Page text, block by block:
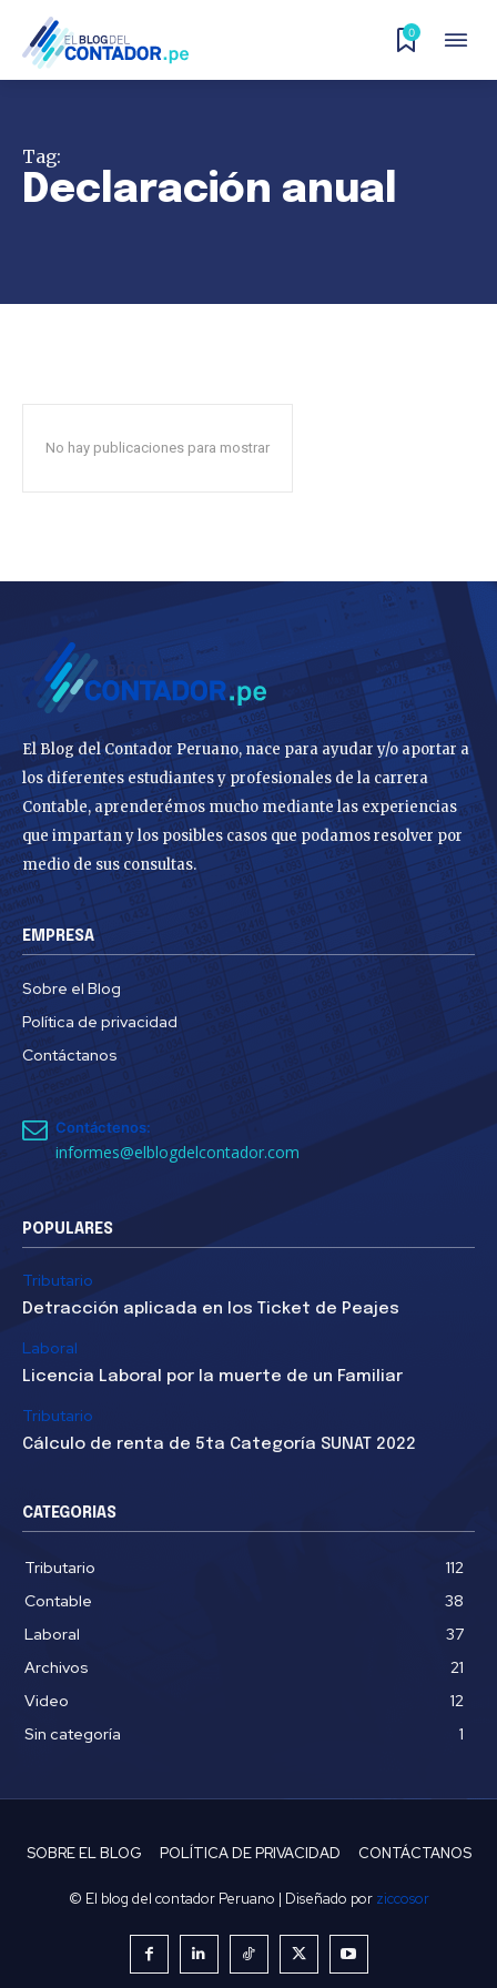
0
Tag:
Declaración anual
No hay publicaciones para mostrar
El Blog del Contador Peruano, nace para ayudar y/o aportar a
los diferentes estudiantes y profesionales de la carrera
Contable, aprenderémos mucho mediante las experiencias
que impartan y los posibles casos que podamos resolver por
medio de sus consultas.
EMPRESA
Sobre el Blog
Política de privacidad
Contáctanos
Contáctenos:
informes@elblogdelcontador.com
POPULARES
Tributario
Detracción aplicada en los Ticket de Peajes
Laboral
Licencia Laboral por la muerte de un Familiar
Tributario
Cálculo de renta de 5ta Categoría SUNAT 2022
CATEGORIAS
Tributario
112
Contable
38
Laboral
37
Archivos
21
Video
12
Sin categoría
1
SOBRE EL BLOG POLÍTICA DE PRIVACIDAD CONTÁCTANOS
© El blog del contador Peruano | Diseñado por ziccosor